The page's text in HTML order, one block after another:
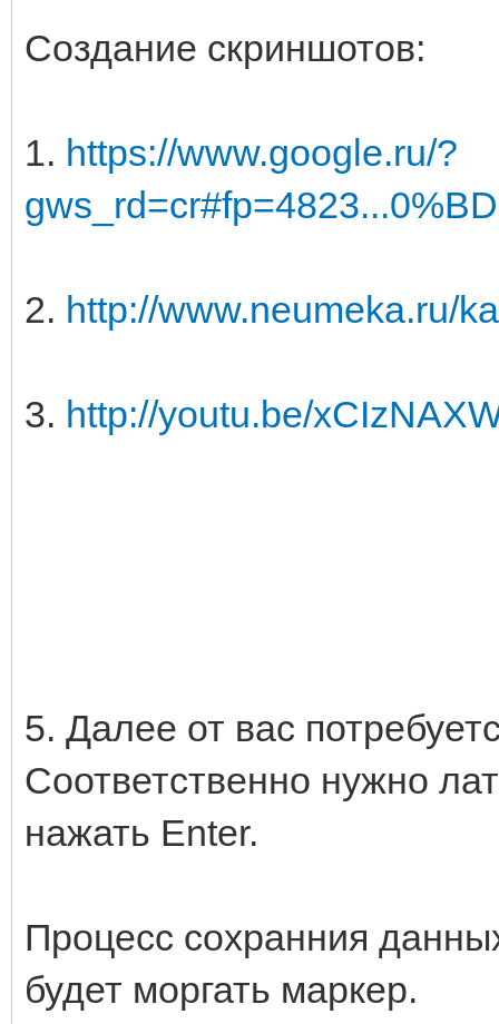
Создание скриншотов:
1. https://www.google.ru/?
2. http://www.neumeka.ru/
3. http://youtu.be/
5. Далее от вас
Соответственно нужно
нажать Enter.
Процесс сохранния
будет моргать маркер.